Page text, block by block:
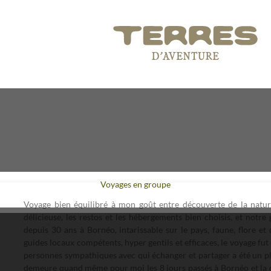
Voyages en groupe
Voyage bien équilibré à mon goût entre découverte de la